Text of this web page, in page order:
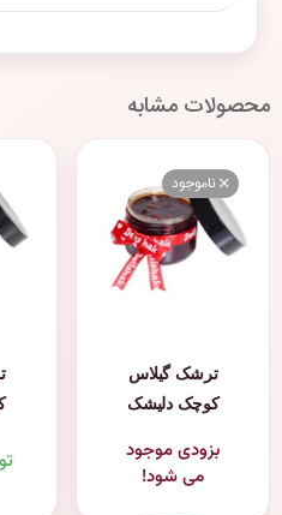
محصولات مشابه
ناموجود
ترشک گیلاس
کوچک دلیشک
بزودی موجود
می شود!